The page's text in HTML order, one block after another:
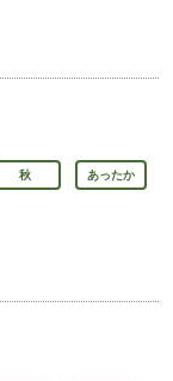
秋 あったか